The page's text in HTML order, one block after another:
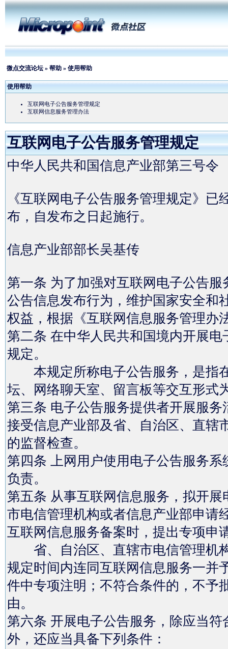
微点交流论坛 » 帮助 » 使用帮助
使用帮助
互联网电子公告服务管理规定
互联网信息服务管理办法
互联网电子公告服务管理规定
中华人民共和国信息产业部第三号令
《互联网电子公告服务管理规定》
布，自发布之日起施行。
信息产业部部长吴基传
第一条 为了加强对互联网电子公告
公告信息发布行为，维护国家安全和
权益，根据《互联网信息服务管理办
第二条 在中华人民共和国境内开展
规定。
本规定所称电子公告服务，是指
坛、网络聊天室、留言板等交互形式
第三条 电子公告服务提供者开展服
接受信息产业部及省、自治区、直辖
的监督检查。
第四条 上网用户使用电子公告服务
负责。
第五条 从事互联网信息服务，拟开
市电信管理机构或者信息产业部申请
互联网信息服务备案时，提出专项申
省、自治区、直辖市电信管理机
规定时间内连同互联网信息服务一并
件中专项注明；不符合条件的，不予
由。
第六条 开展电子公告服务，除应当
外，还应当具备下列条件：